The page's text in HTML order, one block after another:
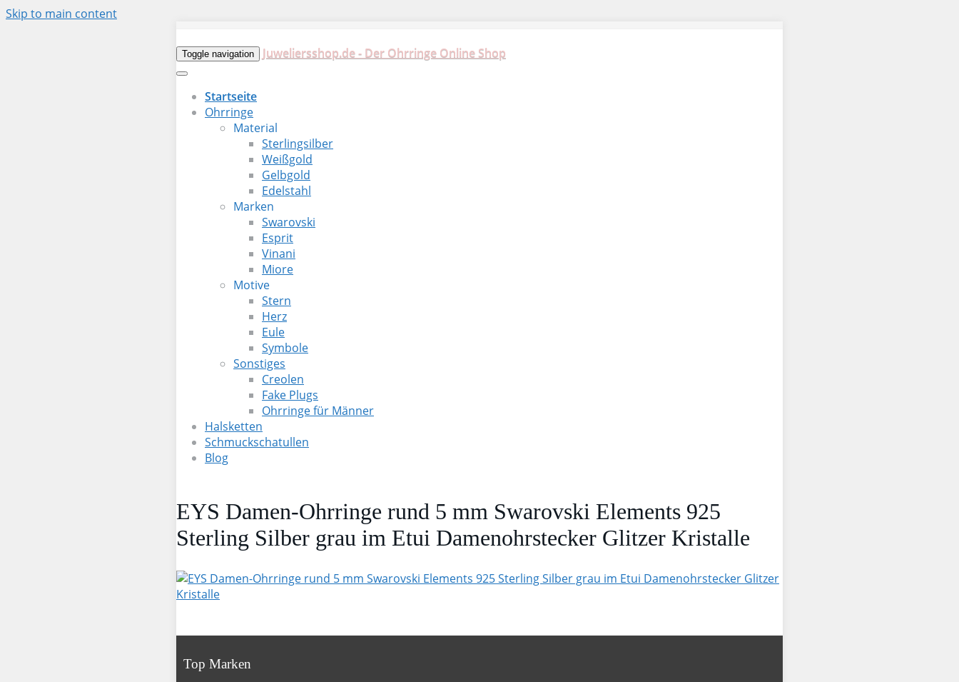
Skip to main content
Toggle navigation Juweliersshop.de - Der Ohrringe Online Shop
Startseite
Ohrringe
Material
Sterlingsilber
Weißgold
Gelbgold
Edelstahl
Marken
Swarovski
Esprit
Vinani
Miore
Motive
Stern
Herz
Eule
Symbole
Sonstiges
Creolen
Fake Plugs
Ohrringe für Männer
Halsketten
Schmuckschatullen
Blog
EYS Damen-Ohrringe rund 5 mm Swarovski Elements 925
Sterling Silber grau im Etui Damenohrstecker Glitzer Kristalle
Top Marken